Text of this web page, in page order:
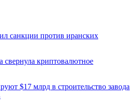
против иранских
криптовалютное
$17 млрд в строительство завода